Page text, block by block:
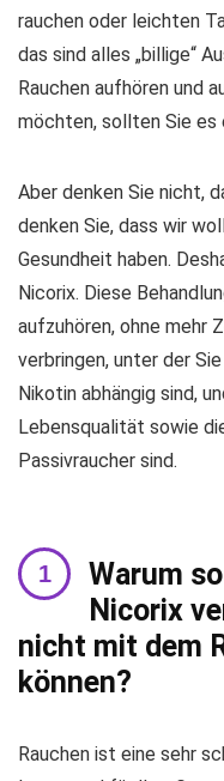
rauchen oder leichten
das sind alles „billige“
Rauchen aufhören und
möchten, sollten Sie es
Aber denken Sie nicht,
denken Sie, dass wir
Gesundheit haben.
Nicorix. Diese
aufzuhören, ohne mehr
verbringen, unter der
Nikotin abhängig sind,
Lebensqualität sowie
Passivraucher sind.
Warum
Nicorix
nicht mit dem
können?
Rauchen ist eine sehr